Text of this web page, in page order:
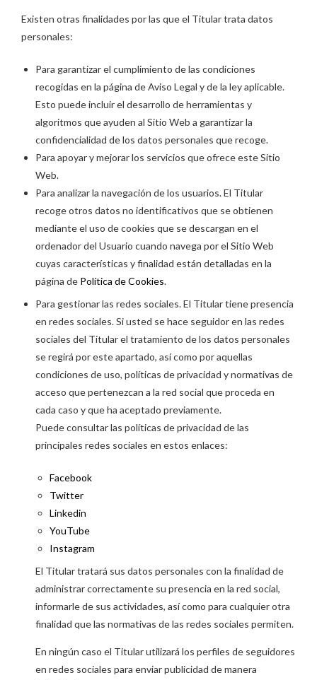
Existen otras finalidades por las que el Titular trata datos
personales:
Para garantizar el cumplimiento de las condiciones
recogidas en la página de Aviso Legal y de la ley aplicable.
Esto puede incluir el desarrollo de herramientas y
algoritmos que ayuden al Sitio Web a garantizar la
confidencialidad de los datos personales que recoge.
Para apoyar y mejorar los servicios que ofrece este Sitio
Web.
Para analizar la navegación de los usuarios. El Titular
recoge otros datos no identificativos que se obtienen
mediante el uso de cookies que se descargan en el
ordenador del Usuario cuando navega por el Sitio Web
cuyas características y finalidad están detalladas en la
página de Política de Cookies.
Para gestionar las redes sociales. El Titular tiene presencia
en redes sociales. Si usted se hace seguidor en las redes
sociales del Titular el tratamiento de los datos personales
se regirá por este apartado, así como por aquellas
condiciones de uso, políticas de privacidad y normativas de
acceso que pertenezcan a la red social que proceda en
cada caso y que ha aceptado previamente.
Puede consultar las políticas de privacidad de las
principales redes sociales en estos enlaces:
Facebook
Twitter
Linkedin
YouTube
Instagram
El Titular tratará sus datos personales con la finalidad de
administrar correctamente su presencia en la red social,
informarle de sus actividades, así como para cualquier otra
finalidad que las normativas de las redes sociales permiten.
En ningún caso el Titular utilizará los perfiles de seguidores
en redes sociales para enviar publicidad de manera